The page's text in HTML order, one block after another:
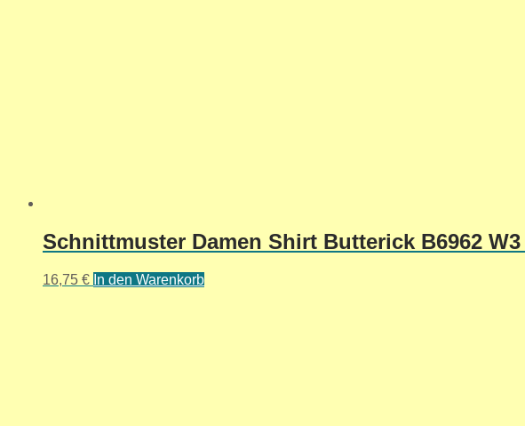
Schnittmuster Damen Shirt Butterick B6962
16,75 € In den Warenkorb